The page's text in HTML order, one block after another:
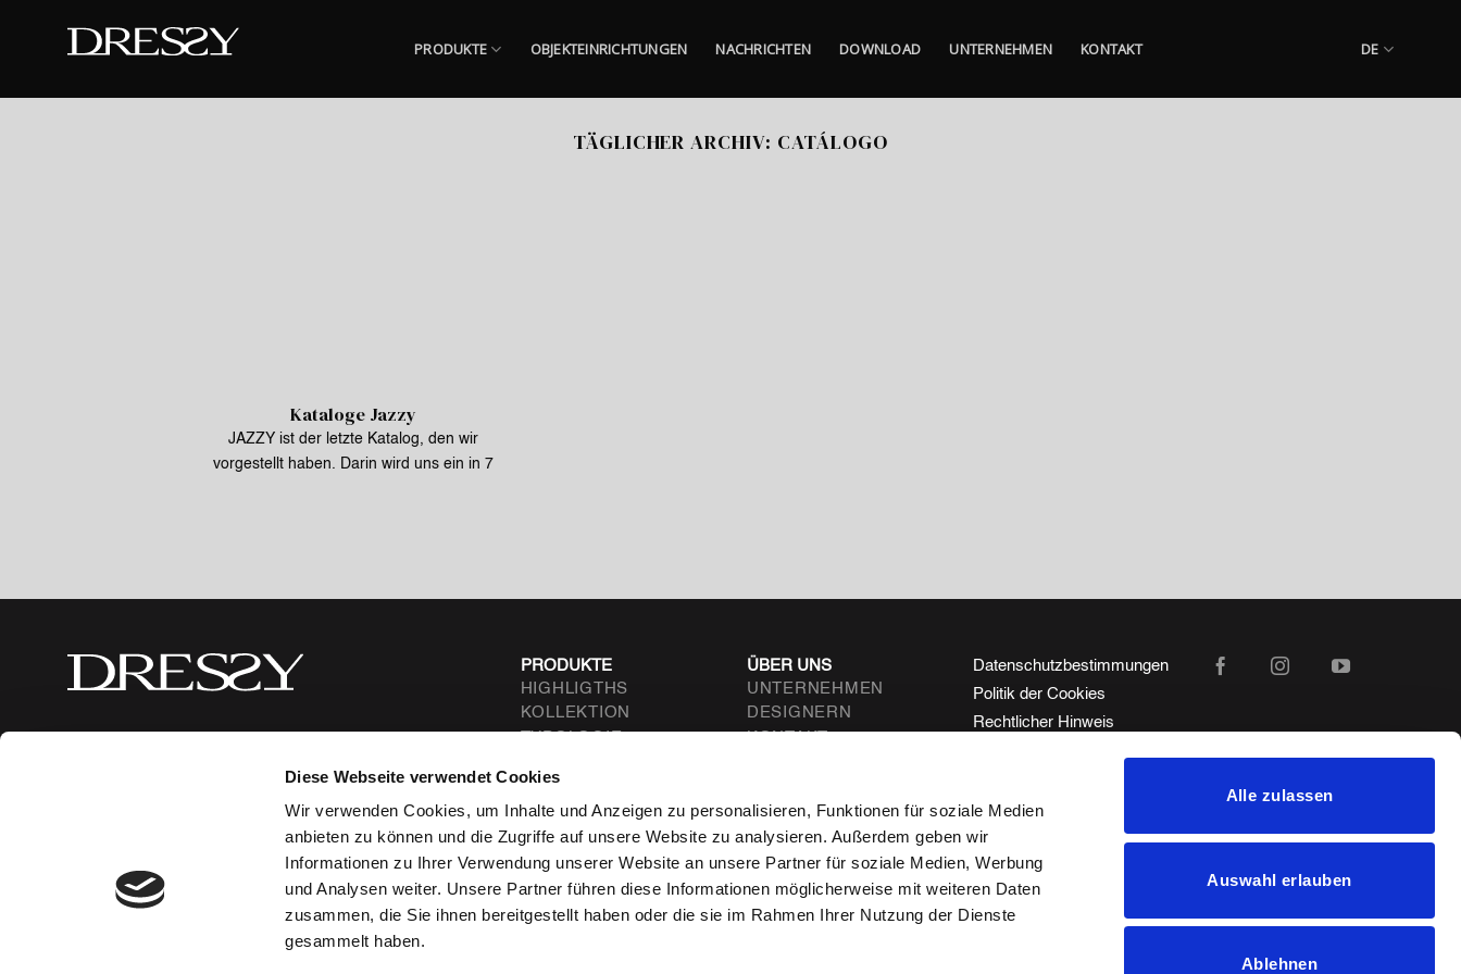
Diese Webseite verwendet Cookies
Wir verwenden Cookies, um Inhalte und Anzeigen zu personalisieren, Funktionen für soziale Medien
anbieten zu können und die Zugriffe auf unsere Website zu analysieren. Außerdem geben wir
Informationen zu Ihrer Verwendung unserer Website an unsere Partner für soziale Medien, Werbung
und Analysen weiter. Unsere Partner führen diese Informationen möglicherweise mit weiteren Daten
zusammen, die Sie ihnen bereitgestellt haben oder die sie im Rahmen Ihrer Nutzung der Dienste
gesammelt haben.
Alle zulassen
Auswahl erlauben
Ablehnen
PRODUKTE OBJEKTEINRICHTUNGEN NACHRICHTEN DOWNLOAD UNTERNEHMEN KONTAKT DE
TÄGLICHER ARCHIV: CATÁLOGO
Kataloge Jazzy
JAZZY ist der letzte Katalog, den wir
vorgestellt haben. Darin wird uns ein in 7
PRODUKTE
HIGHLIGTHS
KOLLEKTION
ÜBER UNS
UNTERNEHMEN
DESIGNERN
Datenschutzbestimmungen
Politik der Cookies
Rechtlicher Hinweis
© 2026 Mobiliario Auxiliar de Diseño, S.L.